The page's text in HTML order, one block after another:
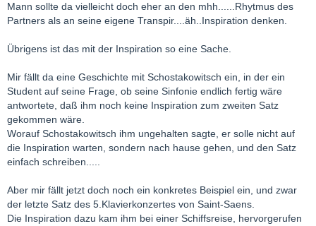
Mann sollte da vielleicht doch eher an den mhh......Rhytmus des
Partners als an seine eigene Transpir....äh..Inspiration denken.
Übrigens ist das mit der Inspiration so eine Sache.
Mir fällt da eine Geschichte mit Schostakowitsch ein, in der ein
Student auf seine Frage, ob seine Sinfonie endlich fertig wäre
antwortete, daß ihm noch keine Inspiration zum zweiten Satz
gekommen wäre.
Worauf Schostakowitsch ihm ungehalten sagte, er solle nicht auf
die Inspiration warten, sondern nach hause gehen, und den Satz
einfach schreiben.....
Aber mir fällt jetzt doch noch ein konkretes Beispiel ein, und zwar
der letzte Satz des 5.Klavierkonzertes von Saint-Saens.
Die Inspiration dazu kam ihm bei einer Schiffsreise, hervorgerufen